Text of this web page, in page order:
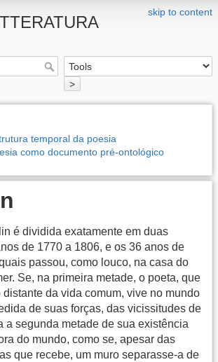
skip to content
>
temporal da poesia
como documento pré-ontológico
é dividida exatamente em duas
de 1770 a 1806, e os 36 anos de
passou, como louco, na casa do
Se, na primeira metade, o poeta, que
distante da vida comum, vive no mundo
de suas forças, das vicissitudes de
a segunda metade de sua existência
do mundo, como se, apesar das
que recebe, um muro separasse-a de